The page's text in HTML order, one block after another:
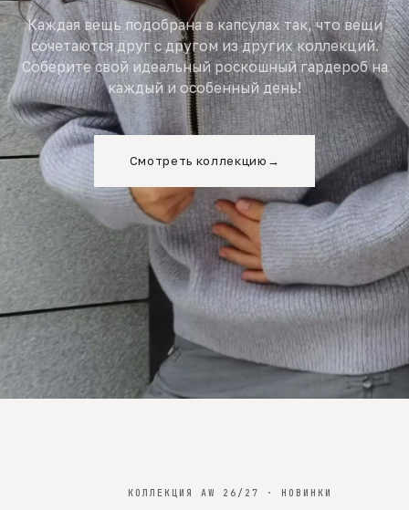
Каждая вещь подобрана в капсулах так, что вещи
сочетаются друг с другом из других коллекций.
Соберите свой идеальный роскошный гардероб на
каждый и особенный день!
Смотреть коллекцию →
КОЛЛЕКЦИЯ AW 26/27 · НОВИНКИ